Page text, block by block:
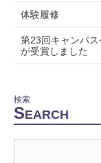
体験履修
第23回キャンパ
が受賞しました
検索
SEARCH